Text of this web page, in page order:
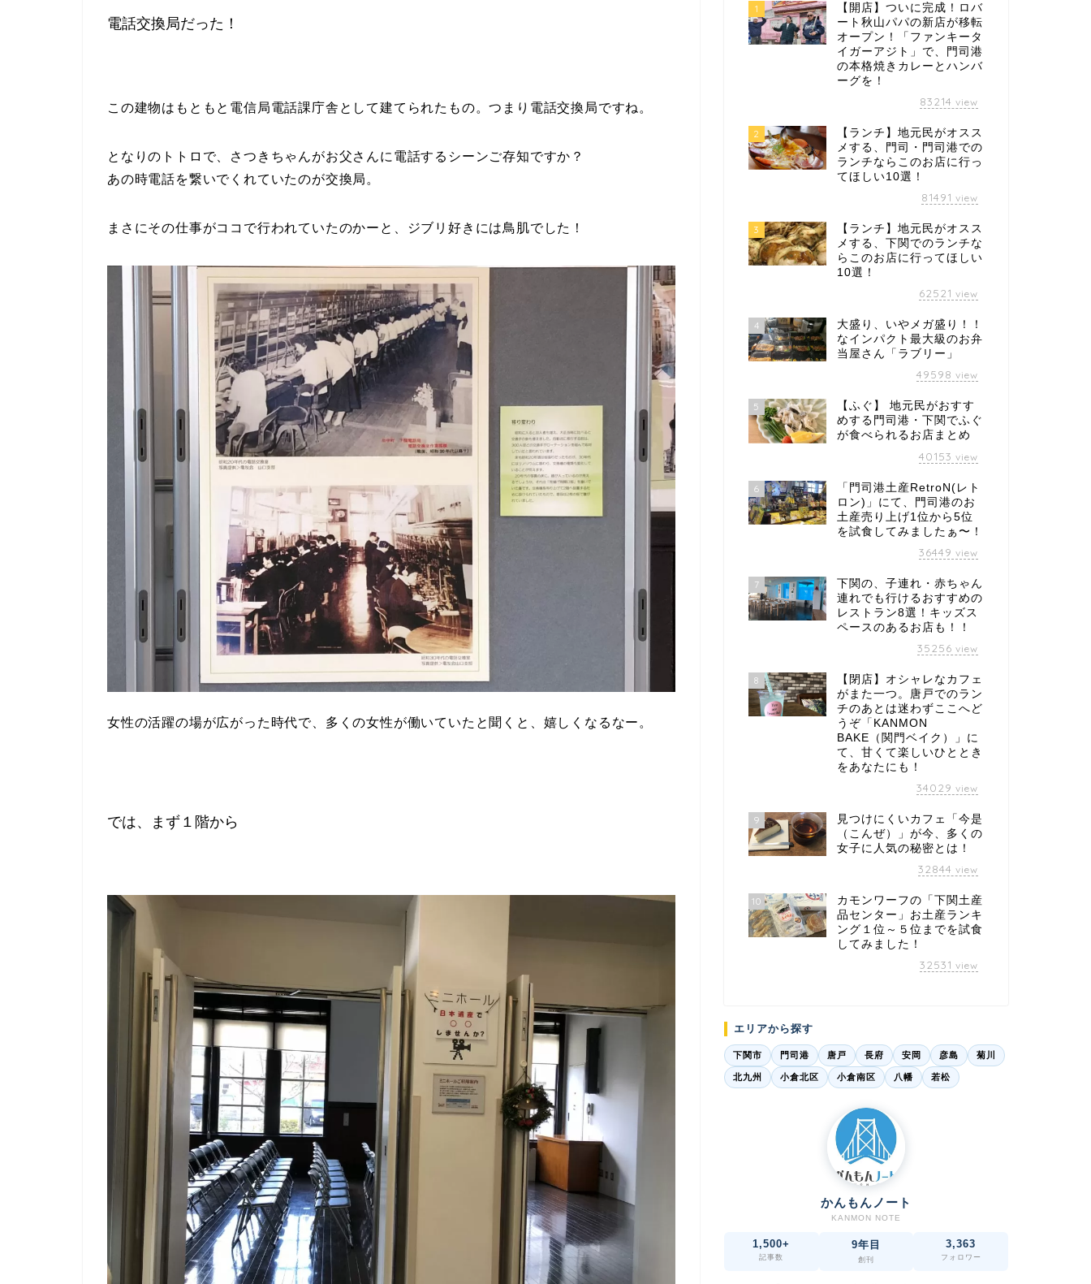
電話交換局だった！
この建物はもともと電信局電話課庁舎として建てられたもの。つまり電話交換局ですね。
となりのトトロで、さつきちゃんがお父さんに電話するシーンご存知ですか？
あの時電話を繋いでくれていたのが交換局。
まさにその仕事がココで行われていたのかーと、ジブリ好きには鳥肌でした！
女性の活躍の場が広がった時代で、多くの女性が働いていたと聞くと、嬉しくなるなー。
では、まず１階から
1
【開店】ついに完成！ロバ
ート秋山パパの新店が移転
オープン！「ファンキータ
イガーアジト」で、門司港
の本格焼きカレーとハンバ
ーグを！
83214 view
2
【ランチ】地元民がオスス
メする、門司・門司港での
ランチならこのお店に行っ
てほしい10選！
81491 view
3
【ランチ】地元民がオスス
メする、下関でのランチな
らこのお店に行ってほしい
10選！
62521 view
4
大盛り、いやメガ盛り！！
なインパクト最大級のお弁
当屋さん「ラブリー」
49598 view
5
【ふぐ】 地元民がおすす
めする門司港・下関でふぐ
が食べられるお店まとめ
40153 view
6
「門司港土産RetroN(レト
ロン)」にて、門司港のお
土産売り上げ1位から5位
を試食してみましたぁ〜！
36449 view
7
下関の、子連れ・赤ちゃん
連れでも行けるおすすめの
レストラン8選！キッズス
ペースのあるお店も！！
35256 view
8
【閉店】オシャレなカフェ
がまた一つ。唐戸でのラン
チのあとは迷わずここへど
うぞ「KANMON
BAKE（関門ベイク）」に
て、甘くて楽しいひととき
をあなたにも！
34029 view
9
見つけにくいカフェ「今是
（こんぜ）」が今、多くの
女子に人気の秘密とは！
32844 view
10
カモンワーフの「下関土産
品センター」お土産ランキ
ング１位～５位までを試食
してみました！
32531 view
エリアから探す
下関市 門司港 唐戸 長府 安岡 彦島 菊川
北九州 小倉北区 小倉南区 八幡 若松
かんもんノート
KANMON NOTE
1,500+
記事数
9年目
創刊
3,363
フォロワー